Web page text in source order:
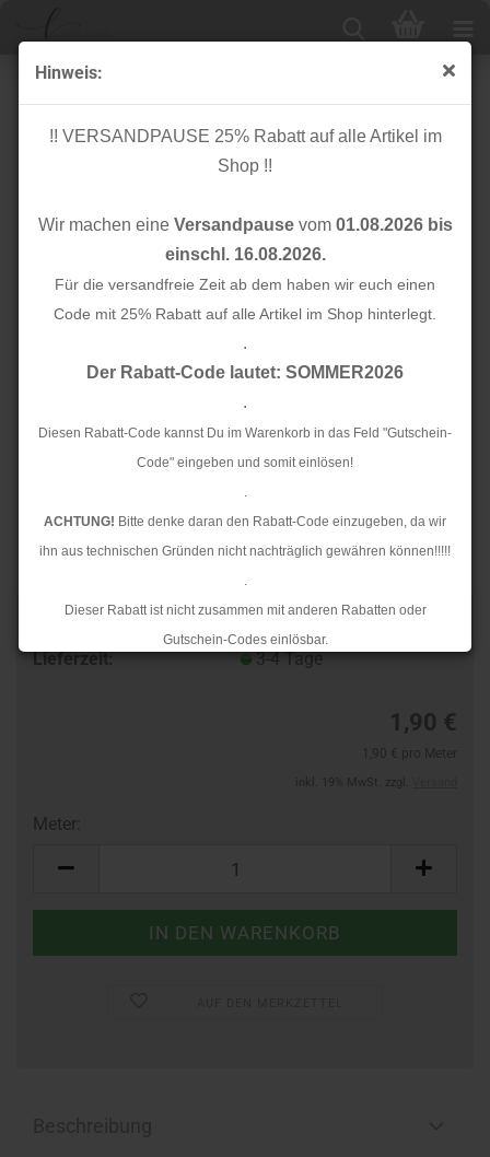
Hinweis:
!! VERSANDPAUSE 25% Rabatt auf alle Artikel im
Shop !!
Wir machen eine Versandpausevom 01.08.2026 bis
einschl. 16.08.2026.
Für die versandfreie Zeit ab dem haben wir euch einen
Code mit 25% Rabatt auf alle Artikel im Shop hinterlegt.
.
Der Rabatt-Code lautet: SOMMER2026
.
Diesen Rabatt-Code kannst Du im Warenkorb in das Feld "Gutschein-
Code" eingeben und somit einlösen!
.
ACHTUNG! Bitte denke daran den Rabatt-Code einzugeben, da wir
ihn aus technischen Gründen nicht nachträglich gewähren können!!!!!
.
Dieser Rabatt ist nicht zusammen mit anderen Rabatten oder
Gutschein-Codes einlösbar.
.
Rückstaus kann es jedoch zu längeren Lieferzeiten kommen.
Glam Stripes - unelastisch 1,5 cm - Farbverlauf
silber/gold Lurex
Lieferzeit:
3-4 Tage
1,90 €
Meter: